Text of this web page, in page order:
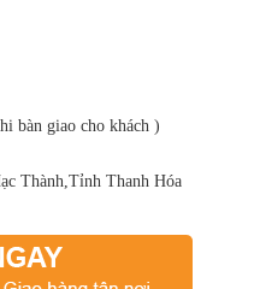
bàn giao cho khách )
Thành,Tỉnh Thanh Hóa